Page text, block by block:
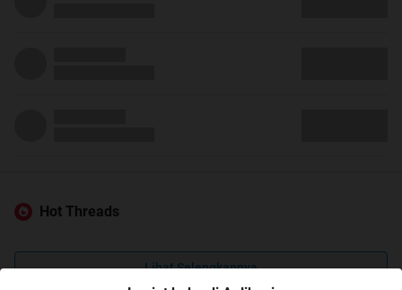
Hot Threads
Lihat Selengkapnya